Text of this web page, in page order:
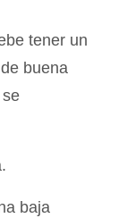
tener un
buena
baja